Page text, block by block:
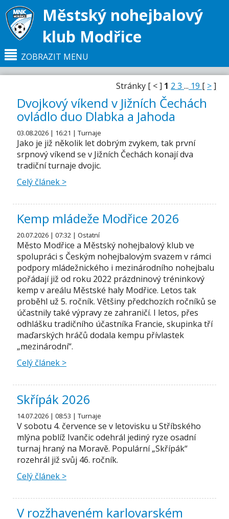
Městský nohejbalový
klub Modřice
ZOBRAZIT MENU
Hlavní strana NOVINKY
Stránky [ < ] 1 2 3 ... 19 [ >]
Dvojkový víkend v Jižních Čechách
ovládlo duo Dlabka a Jahoda
03.08.2026 | 16:21 | Turnaje
Jako je již několik let dobrým zvykem, tak první
srpnový víkend se v Jižních Čechách konají dva
tradiční turnaje dvojic.
Celý článek >
Kemp mládeže Modřice 2026
20.07.2026 | 07:32 | Ostatní
Město Modřice a Městský nohejbalový klub ve
spolupráci s Českým nohejbalovým svazem v rámci
podpory mládežnického i mezinárodního nohejbalu
pořádají již od roku 2022 prázdninový tréninkový
kemp v areálu Městské haly Modřice. Letos tak
proběhl už 5. ročník. Většiny předchozích ročníků se
účastnily také výpravy ze zahraničí. I letos, přes
odhlášku tradičního účastníka Francie, skupinka tří
maďarských hráčů dodala kempu přívlastek
„mezinárodní“.
Celý článek >
Skřípák 2026
14.07.2026 | 08:53 | Turnaje
V sobotu 4. července se v letovisku u Stříbského
mlýna poblíž Ivančic odehrál jediný ryze osadní
turnaj hraný na Moravě. Populární „Skřípák“
rozehrál již svůj 46. ročník.
Celý článek >
V rozžhaveném karlovarském